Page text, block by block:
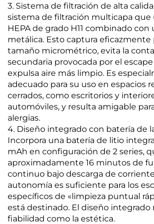
3. Sistema de filtración de alta
sistema de filtración multicapa
HEPA de grado H11 combinado con
metálica. Esto captura eficazmente
tamaño micrométrico, evita la
secundaria provocada por el
expulsa aire más limpio. Es
adecuado para su uso en espacios
cerrados, como escritorios y
automóviles, y resulta amigable
alergias.
4. Diseño integrado con batería de
Incorpora una batería de litio
mAh en configuración de 2 series,
aproximadamente 16 minutos de
continuo bajo descarga de
autonomía es suficiente para los
específicos de «limpieza puntual
está destinado. El diseño integrado
fiabilidad como la estética.